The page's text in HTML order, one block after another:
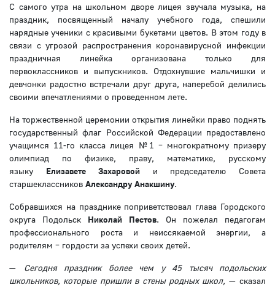
С самого утра на школьном дворе лицея звучала музыка, на
праздник, посвященный началу учебного года, спешили
нарядные ученики с красивыми букетами цветов. В этом году в
связи с угрозой распространения коронавирусной инфекции
праздничная линейка организована только для
первоклассников и выпускников. Отдохнувшие мальчишки и
девчонки радостно встречали друг друга, наперебой делились
своими впечатлениями о проведенном лете.
На торжественной церемонии открытия линейки право поднять
государственный флаг Российской Федерации предоставлено
учащимся 11-го класса лицея №1 – многократному призеру
олимпиад по физике, праву, математике, русскому
языку Елизавете Захаровой и председателю Совета
старшеклассников Александру Анакшину.
Собравшихся на празднике поприветствовал глава Городского
округа Подольск Николай Пестов. Он пожелал педагогам
профессионального роста и неиссякаемой энергии, а
родителям – гордости за успехи своих детей.
— Сегодня праздник более чем у 45 тысяч подольских
школьников, которые пришли в стены родных школ, — сказал